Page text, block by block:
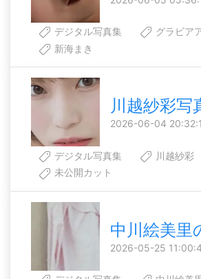
デジタル写真集
グラビア
新海まき
川越紗彩写
2026-06-04
デジタル写真集
川越紗彩
未公開カット
中川絵美里
2026-05-25